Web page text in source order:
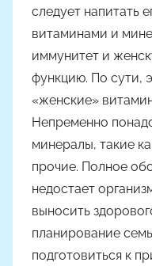
следует напитать
витаминами и
иммунитет и
функцию. По сути,
«женские»
Непременно
минералы, такие
прочие. Полное
недостает
выносить
планирование
подготовиться к